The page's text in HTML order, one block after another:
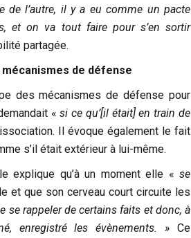
de l’autre, il y a eu comme un pacte
et on va tout faire pour s’en sortir
partagée.
de défense
des mécanismes de défense pour
«si ce qu’[il était] en train de
Il évoque également le fait
s’il était extérieur à lui-même.
explique qu’à un moment elle « se
et que son cerveau court circuite les
se rappeler de certains faits et donc, à
enregistré les évènements. » Ce